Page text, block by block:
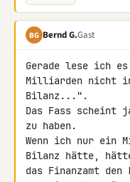
BG Bernd G.Gast
Gerade lese ich
Milliarden nicht
Bilanz...".
Das Fass scheint
zu haben.
Wenn ich nur ein
Bilanz hätte,
das Finanzamt den